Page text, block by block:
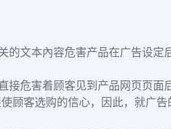
的文本內容危害产品在广告设定
接危害着顾客见到产品网页页
顾客选购的信心，因此，就广